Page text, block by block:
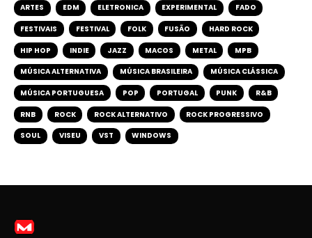
ARTES EDM ELETRONICA EXPERIMENTAL FADO
FESTIVAIS FESTIVAL FOLK FUSÃO HARD ROCK
HIP HOP INDIE JAZZ MACOS METAL MPB
MÚSICA ALTERNATIVA MÚSICA BRASILEIRA MÚSICA CLÁSSICA
MÚSICA PORTUGUESA POP PORTUGAL PUNK R&B
RNB ROCK ROCK ALTERNATIVO ROCK PROGRESSIVO
SOUL VISEU VST WINDOWS